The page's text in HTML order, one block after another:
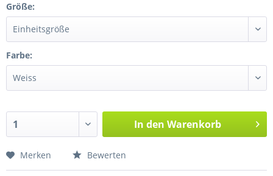
Größe:
Farbe:
In den Warenkorb
Merken Bewerten